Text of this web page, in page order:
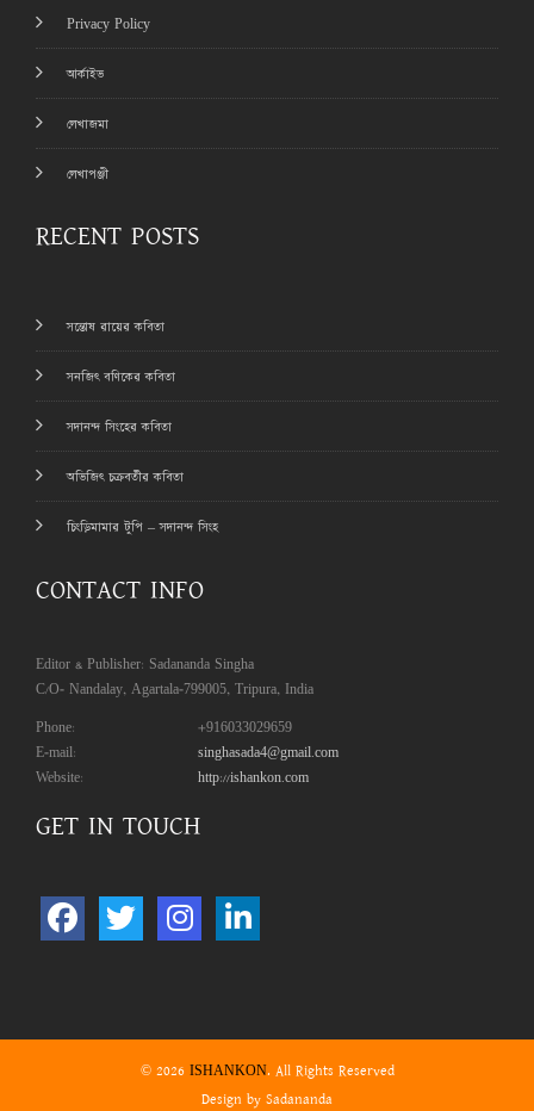
Privacy Policy
আর্কাইভ
লেখাজমা
লেখাপঞ্জী
RECENT POSTS
সন্তোষ রায়ের কবিতা
সনজিৎ বণিকের কবিতা
সদানন্দ সিংহের কবিতা
অভিজিৎ চক্রবর্তীর কবিতা
চিংড়িমামার টুপি – সদানন্দ সিংহ
CONTACT INFO
Editor & Publisher: Sadananda Singha
C/O- Nandalay, Agartala-799005, Tripura, India
Phone:
+916033029659
E-mail:
singhasada4@gmail.com
Website:
http://ishankon.com
GET IN TOUCH
© 2026 ISHANKON. All Rights Reserved
Design by Sadananda